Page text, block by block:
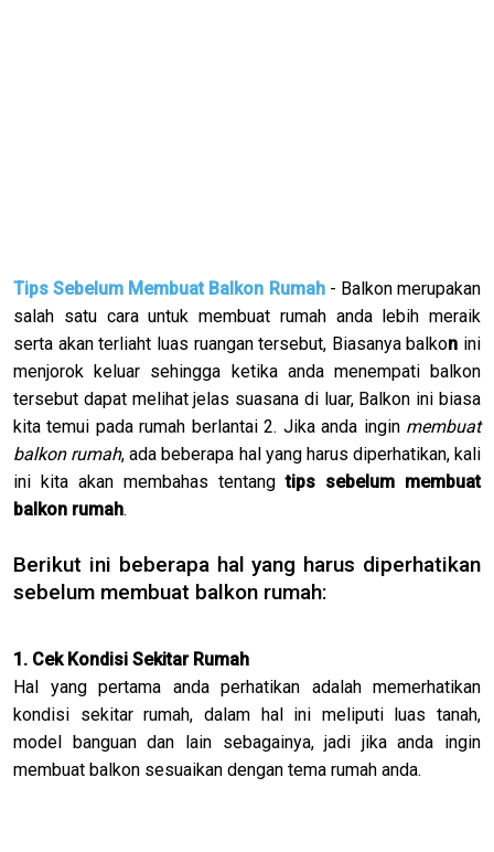
Tips Sebelum Membuat Balkon Rumah- Balkon merupakan
salah satu cara untuk membuat rumah anda lebih meraik
serta akan terliaht luas ruangan tersebut, Biasanya balkon ini
menjorok keluar sehingga ketika anda menempati balkon
tersebut dapat melihat jelas suasana di luar, Balkon ini biasa
kita temui pada rumah berlantai 2. Jika anda ingin membuat
balkon rumah, ada beberapa hal yang harus diperhatikan, kali
ini kita akan membahas tentangtips sebelum membuat
balkon rumah.
Berikut ini beberapa hal yang harus diperhatikan
sebelum membuat balkon rumah:
1. Cek Kondisi Sekitar Rumah
Hal yang pertama anda perhatikan adalah memerhatikan
kondisi sekitar rumah, dalam hal ini meliputi luas tanah,
model banguan dan lain sebagainya, jadi jika anda ingin
membuat balkon sesuaikan dengan tema rumah anda.